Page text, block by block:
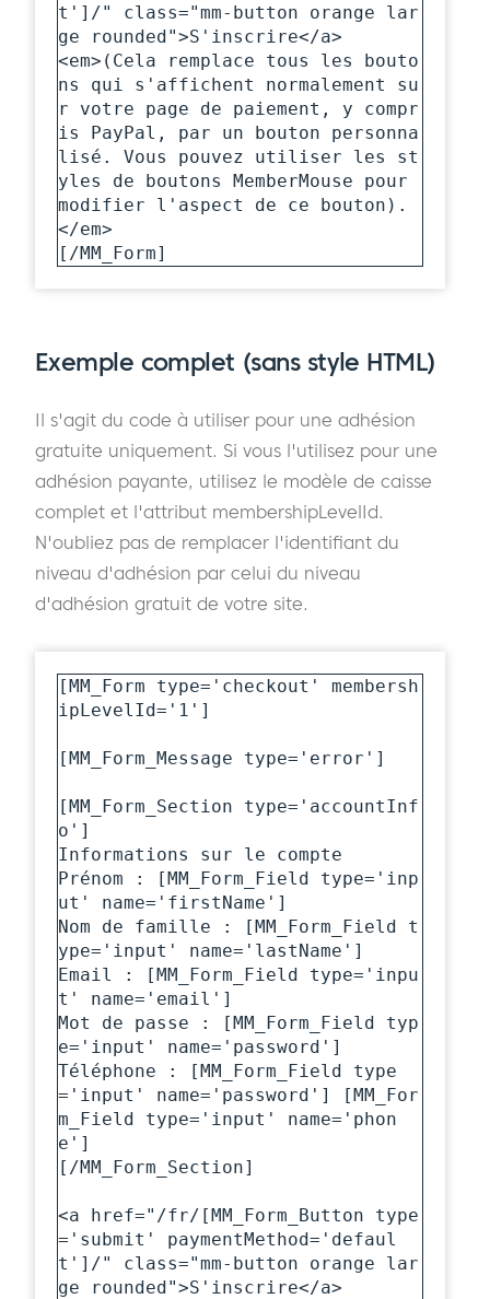
t']/" class="mm-button orange lar
ge rounded">S'inscrire</a>
<em>(Cela remplace tous les bouto
ns qui s'affichent normalement su
r votre page de paiement, y compr
is PayPal, par un bouton personna
lisé. Vous pouvez utiliser les st
yles de boutons MemberMouse pour
modifier l'aspect de ce bouton).
</em>
[/MM_Form]
Exemple complet (sans style HTML)
Il s'agit du code à utiliser pour une adhésion
gratuite uniquement. Si vous l'utilisez pour une
adhésion payante, utilisez le modèle de caisse
complet et l'attribut membershipLevelId.
N'oubliez pas de remplacer l'identifiant du
niveau d'adhésion par celui du niveau
d'adhésion gratuit de votre site.
[MM_Form type='checkout' membersh
ipLevelId='1']
[MM_Form_Message type='error']
[MM_Form_Section type='accountInf
o']
Informations sur le compte
Prénom : [MM_Form_Field type='inp
ut' name='firstName']
Nom de famille : [MM_Form_Field t
ype='input' name='lastName']
Email : [MM_Form_Field type='inpu
t' name='email']
Mot de passe : [MM_Form_Field typ
e='input' name='password']
Téléphone : [MM_Form_Field type
='input' name='password'] [MM_For
m_Field type='input' name='phon
e']
[/MM_Form_Section]
<a href="/fr/[MM_Form_Button type
='submit' paymentMethod='defaul
t']/" class="mm-button orange lar
ge rounded">S'inscrire</a>